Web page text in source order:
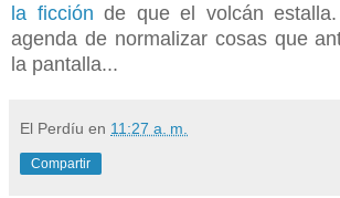
la ficción de que el volcán
agenda de normalizar cosas que
la pantalla...
El Perdíu en 11:27 a. m.
Compartir